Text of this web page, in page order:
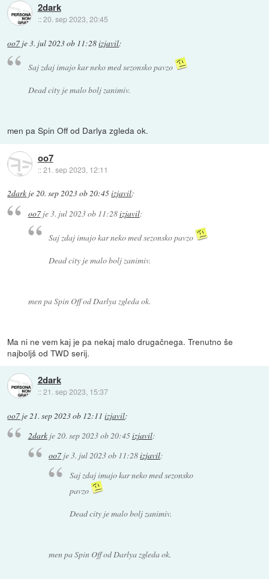
2dark
::20. sep 2023, 20:45
oo7 je3. jul 2023 ob 11:28izjavil:
Saj zdaj imajo kar neko med sezonsko pavzo
Dead city je malo bolj zanimiv.
men pa Spin Off od Darlya zgleda ok.
oo7
::21. sep 2023, 12:11
2dark je20. sep 2023 ob 20:45izjavil:
oo7je3. jul 2023 ob 11:28izjavil:
Saj zdaj imajo kar neko med sezonsko pavzo
Dead city je malo bolj zanimiv.
men pa Spin Off od Darlya zgleda ok.
Ma ni ne vem kaj je pa nekaj malo drugačnega. Trenutno še
najboljš od TWD serij.
2dark
::21. sep 2023, 15:37
oo7 je21. sep 2023 ob 12:11 izjavil:
2darkje20. sep 2023 ob 20:45izjavil:
oo7je3. jul 2023 ob 11:28izjavil:
Saj zdaj imajo kar neko med sezonsko
pavzo
Dead city je malo bolj zanimiv.
men pa Spin Off od Darlya zgleda ok.